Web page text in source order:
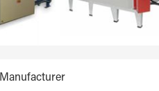
Manufacturer